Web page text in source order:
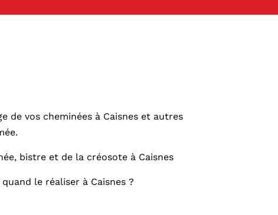
de vos cheminées à Caisnes et autres
bistre et de la créosote à Caisnes
le réaliser à Caisnes ?